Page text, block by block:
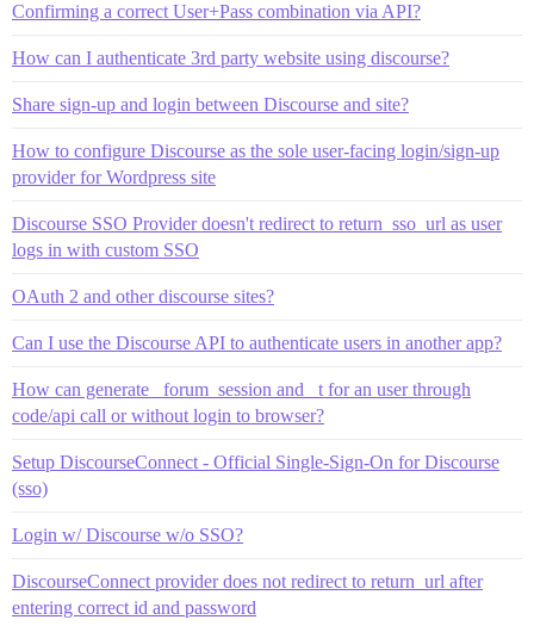
Confirming a correct User+Pass combination via API?
How can I authenticate 3rd party website using discourse?
Share sign-up and login between Discourse and site?
How to configure Discourse as the sole user-facing login/sign-up
provider for Wordpress site
Discourse SSO Provider doesn't redirect to return_sso_url as user
logs in with custom SSO
OAuth 2 and other discourse sites?
Can I use the Discourse API to authenticate users in another app?
How can generate _forum_session and _t for an user through
code/api call or without login to browser?
Setup DiscourseConnect - Official Single-Sign-On for Discourse
(sso)
Login w/ Discourse w/o SSO?
DiscourseConnect provider does not redirect to return_url after
entering correct id and password